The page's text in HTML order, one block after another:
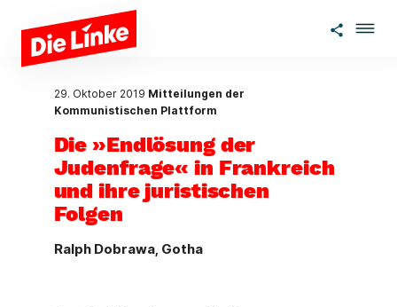
Zum Hauptinhalt springen
29. Oktober 2019 Mitteilungen der
Kommunistischen Plattform
Die »Endlösung der
Judenfrage« in Frankreich
und ihre juristischen
Folgen
Ralph Dobrawa, Gotha